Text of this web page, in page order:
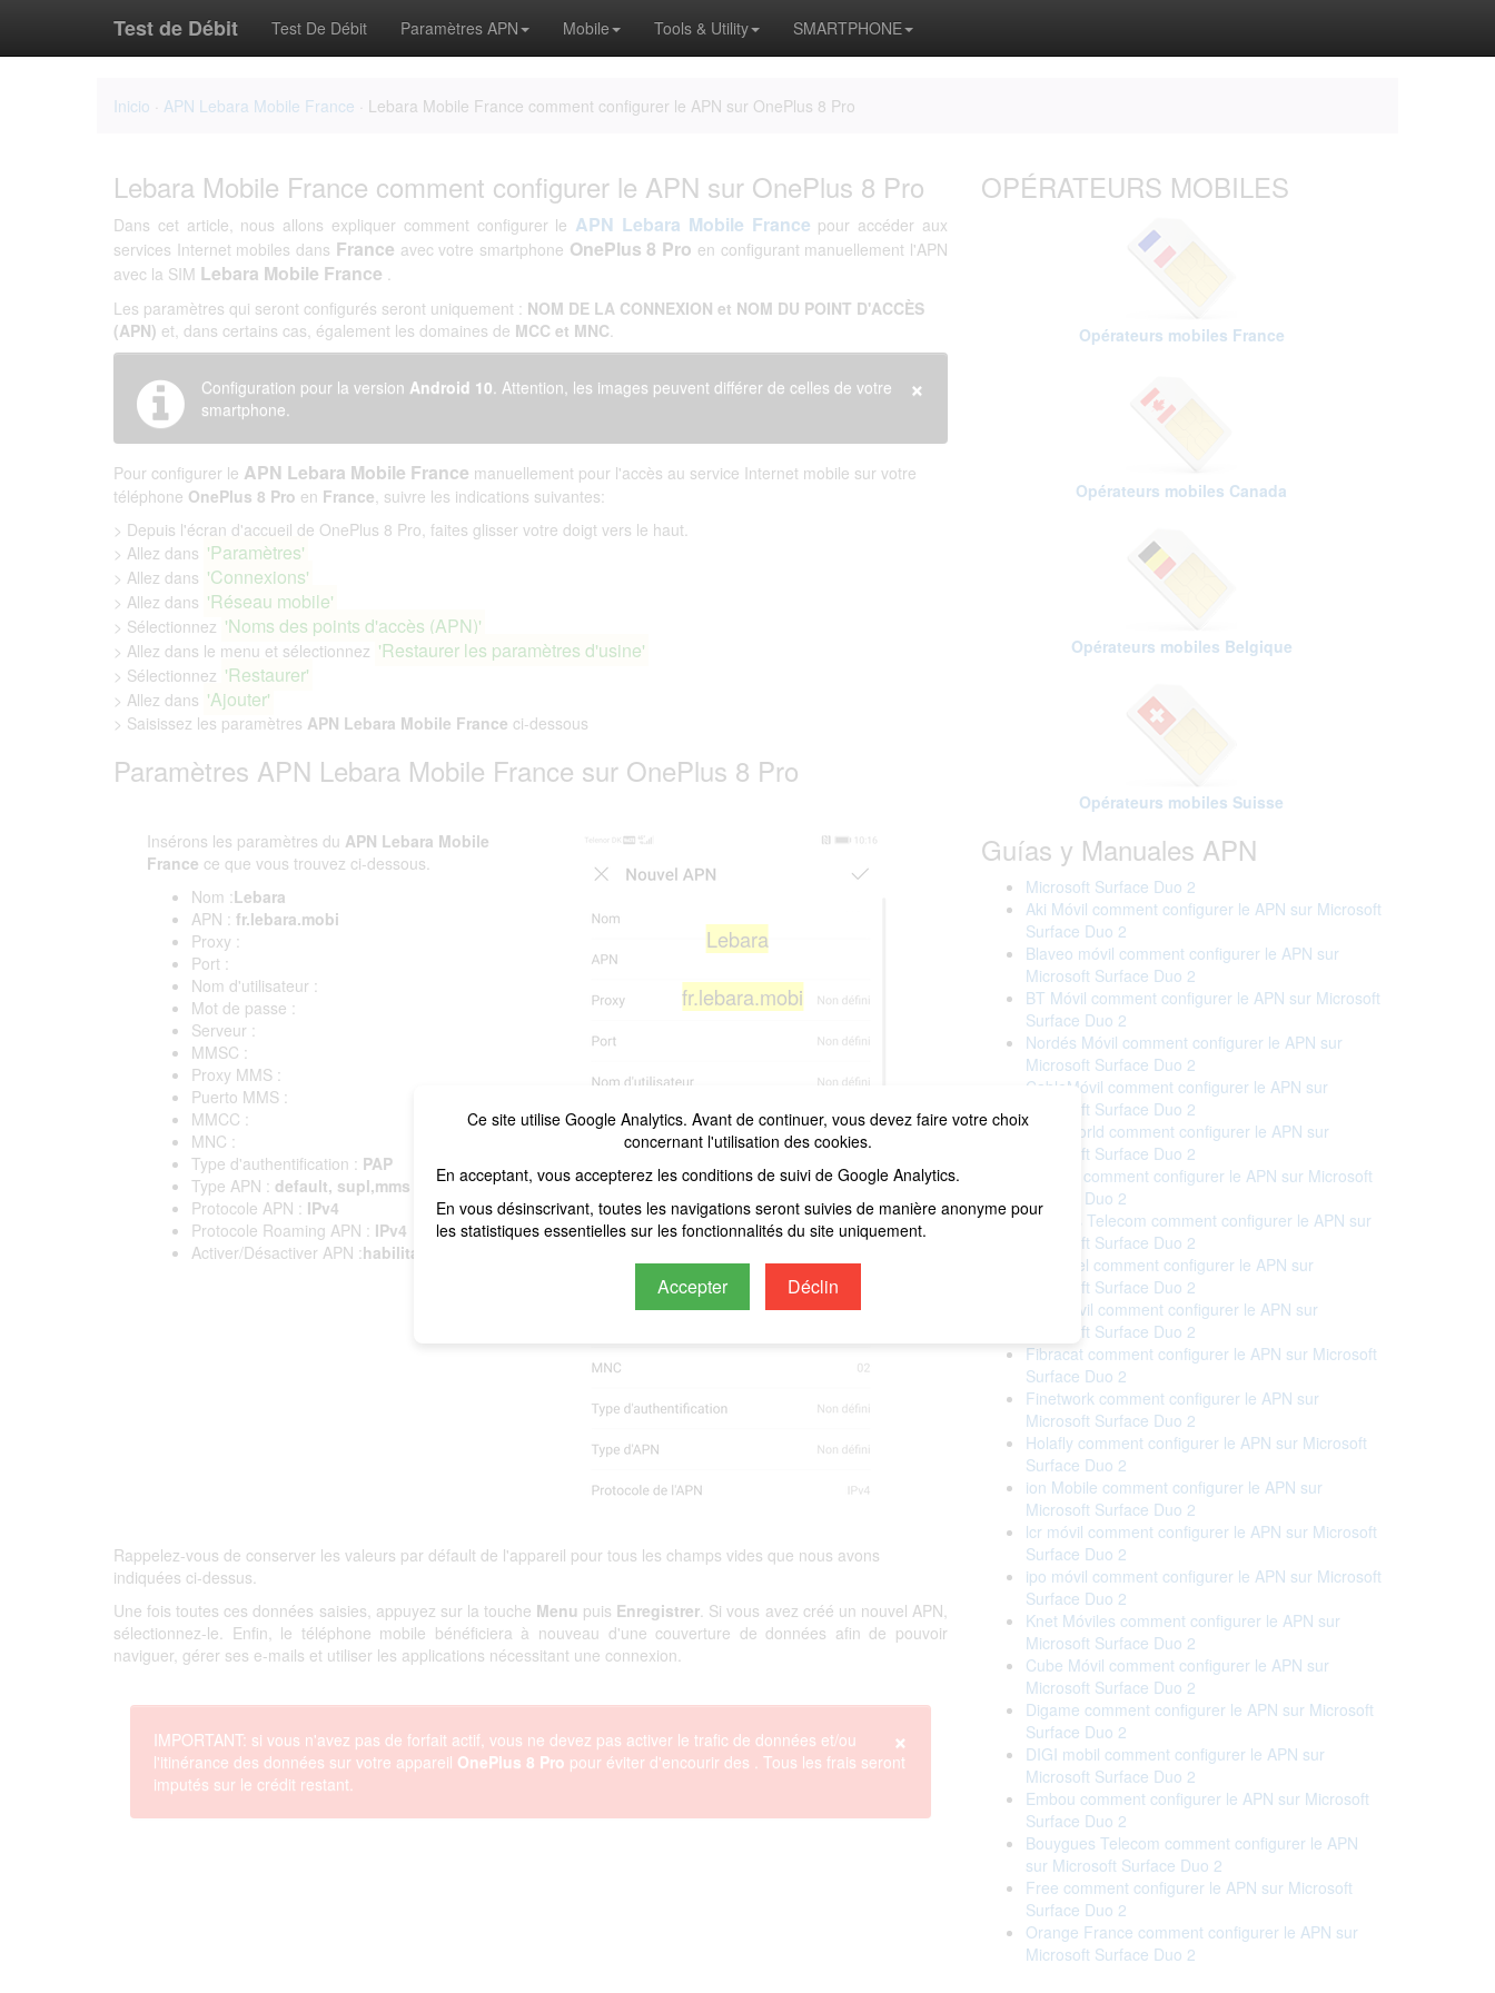
Ce site utilise Google Analytics. Avant de continuer, vous devez faire votre choix
concernant l'utilisation des cookies.
En acceptant, vous accepterez les conditions de suivi de Google Analytics.
En vous désinscrivant, toutes les navigations seront suivies de manière anonyme pour
les statistiques essentielles sur les fonctionnalités du site uniquement.
Accepter Déclin
Test de Débit Test De Débit Paramètres APN Mobile Tools & Utility SMARTPHONE
Inicio APN Lebara Mobile France · Lebara Mobile France comment configurer le APN sur OnePlus 8 Pro
Lebara Mobile France comment configurer le APN sur OnePlus 8 Pro
Dans cet article, nous allons expliquer comment configurer le APN Lebara Mobile France pour accéder aux
services Internet mobiles dans France avec votre smartphone OnePlus 8 Pro en configurant manuellement l'APN
avec la SIM Lebara Mobile France .
Les paramètres qui seront configurés seront uniquement : NOM DE LA CONNEXION et NOM DU POINT D'ACCÈS
(APN) et, dans certains cas, également les domaines de MCC et MNC.
×
Configuration pour la version Android 10. Attention, les images peuvent différer de celles de votre
smartphone.
Pour configurer le APN Lebara Mobile France manuellement pour l'accès au service Internet mobile sur votre
téléphone OnePlus 8 Pro en France, suivre les indications suivantes:
> Depuis l'écran d'accueil de OnePlus 8 Pro, faites glisser votre doigt vers le haut.
> Allez dans 'Paramètres'
> Allez dans 'Connexions'
> Allez dans 'Réseau mobile'
> Sélectionnez 'Noms des points d'accès (APN)'
> Allez dans le menu et sélectionnez 'Restaurer les paramètres d'usine'
> Sélectionnez 'Restaurer'
> Allez dans 'Ajouter'
> Saisissez les paramètres APN Lebara Mobile France ci-dessous
Paramètres APN Lebara Mobile France sur OnePlus 8 Pro
Insérons les paramètres du APN Lebara Mobile
France ce que vous trouvez ci-dessous.
Nom :Lebara
APN : fr.lebara.mobi
Proxy :
Port :
Nom d'utilisateur :
Mot de passe :
Serveur :
MMSC :
Proxy MMS :
Puerto MMS :
MMCC :
MNC :
Type d'authentification : PAP
Type APN : default, supl,mms
Protocole APN : IPv4
Protocole Roaming APN : IPv4
Activer/Désactiver APN :habilitado
fr.lebara.mobi
Lebara
Rappelez-vous de conserver les valeurs par défault de l'appareil pour tous les champs vides que nous avons
indiquées ci-dessus.
Une fois toutes ces données saisies, appuyez sur la touche Menu puis Enregistrer. Si vous avez créé un nouvel APN,
sélectionnez-le. Enfin, le téléphone mobile bénéficiera à nouveau d'une couverture de données afin de pouvoir
naviguer, gérer ses e-mails et utiliser les applications nécessitant une connexion.
×
IMPORTANT: si vous n'avez pas de forfait actif, vous ne devez pas activer le trafic de données et/ou
l'itinérance des données sur votre appareil OnePlus 8 Pro pour éviter d'encourir des . Tous les frais seront
imputés sur le crédit restant.
OPÉRATEURS MOBILES
Opérateurs mobiles France
Opérateurs mobiles Canada
Opérateurs mobiles Belgique
Opérateurs mobiles Suisse
Guías y Manuales APN
Microsoft Surface Duo 2
Aki Móvil comment configurer le APN sur Microsoft
Surface Duo 2
Blaveo móvil comment configurer le APN sur
Microsoft Surface Duo 2
BT Móvil comment configurer le APN sur Microsoft
Surface Duo 2
Nordés Móvil comment configurer le APN sur
Microsoft Surface Duo 2
CableMóvil comment configurer le APN sur
Microsoft Surface Duo 2
Cableworld comment configurer le APN sur
Microsoft Surface Duo 2
Cellhire comment configurer le APN sur Microsoft
Surface Duo 2
Correos Telecom comment configurer le APN sur
Microsoft Surface Duo 2
Euskaltel comment configurer le APN sur
Microsoft Surface Duo 2
Eva Móvil comment configurer le APN sur
Microsoft Surface Duo 2
Fibracat comment configurer le APN sur Microsoft
Surface Duo 2
Finetwork comment configurer le APN sur
Microsoft Surface Duo 2
Holafly comment configurer le APN sur Microsoft
Surface Duo 2
ion Mobile comment configurer le APN sur
Microsoft Surface Duo 2
lcr móvil comment configurer le APN sur Microsoft
Surface Duo 2
ipo móvil comment configurer le APN sur Microsoft
Surface Duo 2
Knet Móviles comment configurer le APN sur
Microsoft Surface Duo 2
Cube Móvil comment configurer le APN sur
Microsoft Surface Duo 2
Digame comment configurer le APN sur Microsoft
Surface Duo 2
DIGI mobil comment configurer le APN sur
Microsoft Surface Duo 2
Embou comment configurer le APN sur Microsoft
Surface Duo 2
Bouygues Telecom comment configurer le APN
sur Microsoft Surface Duo 2
Free comment configurer le APN sur Microsoft
Surface Duo 2
Orange France comment configurer le APN sur
Microsoft Surface Duo 2